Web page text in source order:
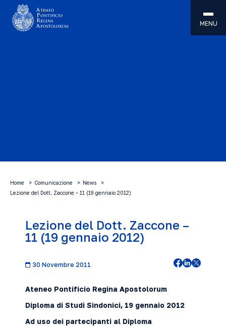
MENU
Home Comunicazione
News
Lezione del Dott. Zaccone – 11 (19 gennaio 2012)
Lezione del Dott. Zaccone –
11 (19 gennaio 2012)
30 Novembre 2011
Ateneo Pontificio Regina Apostolorum
Diploma di Studi Sindonici, 19 gennaio 2012
Ad uso dei partecipanti al Diploma